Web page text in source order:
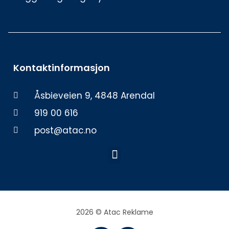
Kontaktinformasjon
Åsbieveien 9, 4848 Arendal
919 00 616
post@atac.no
Meny
2026 © Atac Reklame